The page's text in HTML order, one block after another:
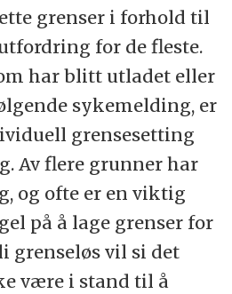
grenser i forhold til
for de fleste.
har blitt utladet eller
sykemelding, er
grensesetting
Av flere grunner har
og ofte er en viktig
på å lage grenser for
grenseløs vil si det
være i stand til å